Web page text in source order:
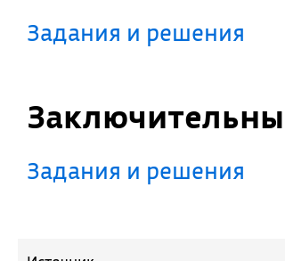
Задания и решения
Задания и решения